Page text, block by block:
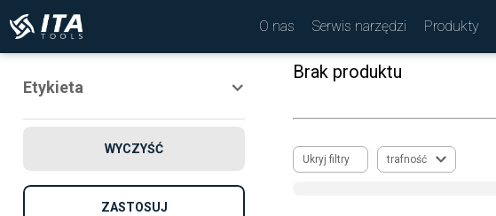
O nas Serwis narzędzi Produkty
Etykieta
Nowość
WYCZYŚĆ
ZASTOSUJ
Brak produktu
Ukryj filtry trafność